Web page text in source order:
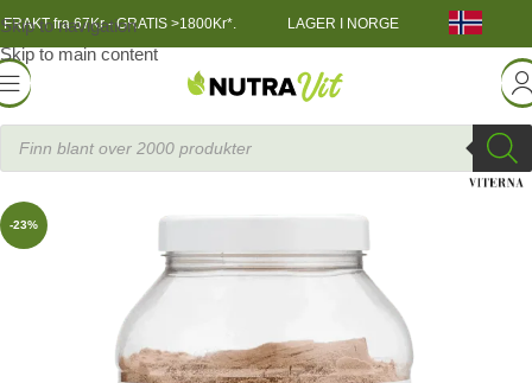
Skip to navigation
Skip to main content
FRAKT fra 67Kr - GRATIS >1800Kr*. LAGER I NORGE
»Protein»Viterna Premium Whey Isolate 900g
-23%